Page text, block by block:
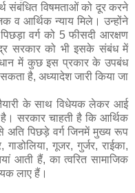
संबंधित विषमताओं को दूर करने
व आर्थिक न्याय मिले। उन्होंने
वर्ग को 5 फीसदी आरक्षण
सरकार को भी इसके संबंध में
में कुछ इस प्रकार के उपबंध
है, अध्यादेश जारी किया जा
के साथ विधेयक लेकर आई
सरकार चाहती है कि आर्थिक
पिछड़े वर्ग जिनमें मुख्य रूप
गाडोलिया, गूजर, गुर्जर, राईका,
आती हैं, का त्वरित सामाजिक
लाए हैं।